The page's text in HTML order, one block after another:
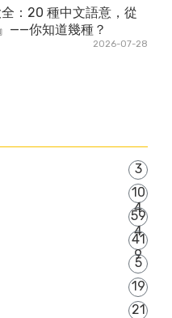
：20 種中文語意，從
——你知道幾種？
2026-07-28
3
10
4
59
4
41
9
5
19
21